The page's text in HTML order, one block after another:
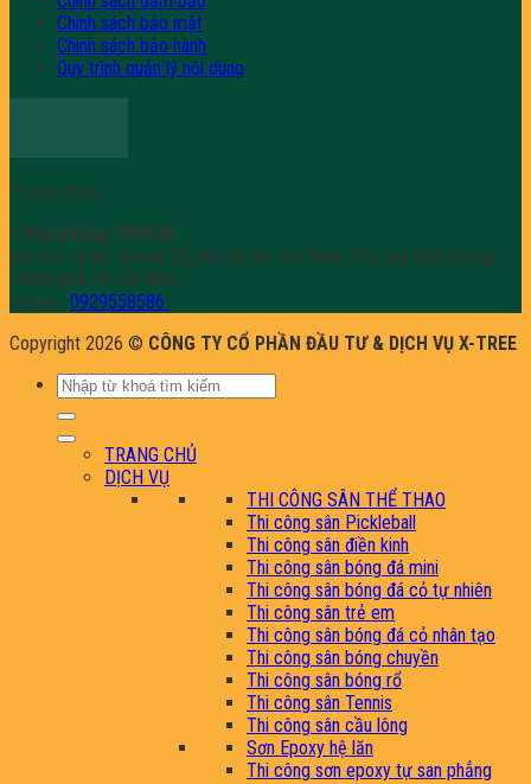
Chính sách bảo mật
Chính sách bảo hành
Quy trình quản lý nội dung
Trụ sở chính
– Văn phòng TPHCM
Địa chỉ: số 81, đường 52, khu đô thị Văn Minh, Phường Bình Trưng,
Thành phố Hồ Chí Minh.
Hotline: 0929558586
Copyright 2026 © CÔNG TY CỔ PHẦN ĐẦU TƯ & DỊCH VỤ X-TREE
Tìm
TRANG CHỦ
DỊCH VỤ
THI CÔNG SÂN THỂ THAO
Thi công sân Pickleball
Thi công sân điền kinh
Thi công sân bóng đá mini
Thi công sân bóng đá cỏ tự nhiên
Thi công sân trẻ em
Thi công sân bóng đá cỏ nhân tạo
Thi công sân bóng chuyền
Thi công sân bóng rổ
Thi công sân Tennis
Thi công sân cầu lông
Sơn Epoxy hệ lăn
Thi công sơn epoxy tự san phẳng